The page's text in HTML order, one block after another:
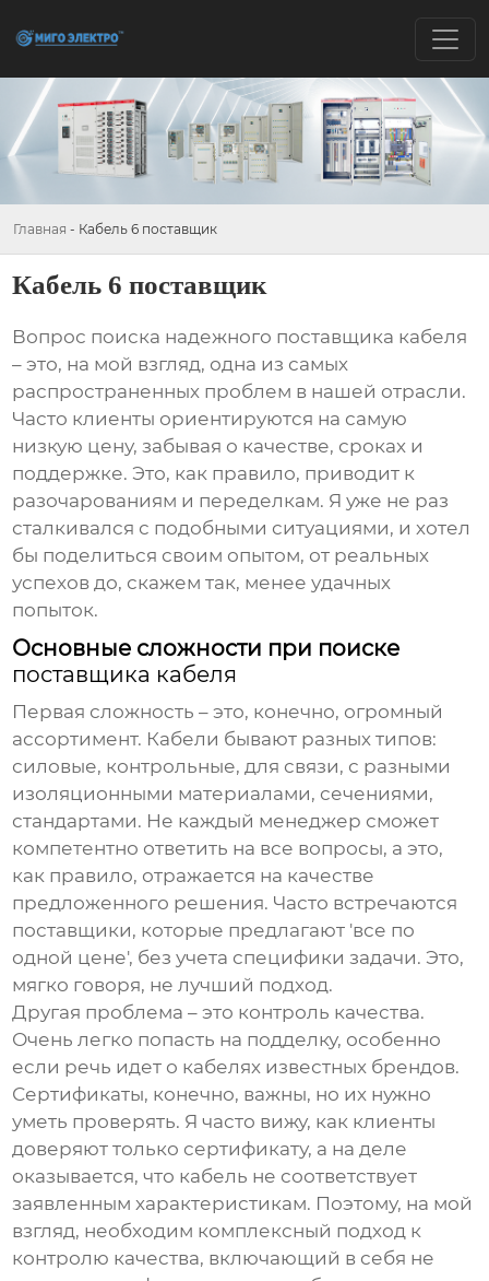
Главная - Кабель 6 поставщик
Кабель 6 поставщик
Вопрос поиска надежного поставщика кабеля
– это, на мой взгляд, одна из самых
распространенных проблем в нашей отрасли.
Часто клиенты ориентируются на самую
низкую цену, забывая о качестве, сроках и
поддержке. Это, как правило, приводит к
разочарованиям и переделкам. Я уже не раз
сталкивался с подобными ситуациями, и хотел
бы поделиться своим опытом, от реальных
успехов до, скажем так, менее удачных
попыток.
Основные сложности при поиске
поставщика кабеля
Первая сложность – это, конечно, огромный
ассортимент. Кабели бывают разных типов:
силовые, контрольные, для связи, с разными
изоляционными материалами, сечениями,
стандартами. Не каждый менеджер сможет
компетентно ответить на все вопросы, а это,
как правило, отражается на качестве
предложенного решения. Часто встречаются
поставщики, которые предлагают 'все по
одной цене', без учета специфики задачи. Это,
мягко говоря, не лучший подход.
Другая проблема – это контроль качества.
Очень легко попасть на подделку, особенно
если речь идет о кабелях известных брендов.
Сертификаты, конечно, важны, но их нужно
уметь проверять. Я часто вижу, как клиенты
доверяют только сертификату, а на деле
оказывается, что кабель не соответствует
заявленным характеристикам. Поэтому, на мой
взгляд, необходим комплексный подход к
контролю качества, включающий в себя не